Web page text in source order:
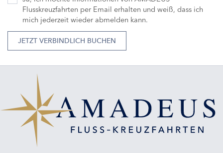
Flusskreuzfahrten per Email erhalten und weiß, dass ich
mich jederzeit wieder abmelden kann.
JETZT VERBINDLICH BUCHEN